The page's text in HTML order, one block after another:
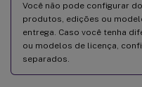
Você não pode configurar
produtos, edições ou
entrega. Caso você tenha
ou modelos de licença,
separados.